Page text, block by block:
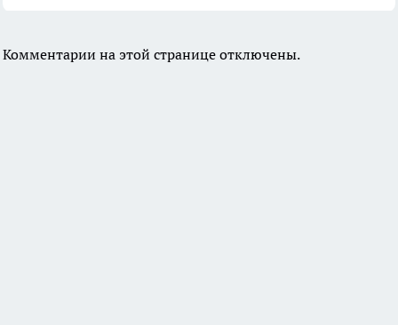
Комментарии на этой странице отключены.